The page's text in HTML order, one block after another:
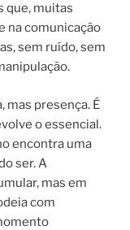
que, muitas
na comunicação
sem ruído, sem
mas presença. É
o essencial.
encontra uma
ser. A
mas em
com